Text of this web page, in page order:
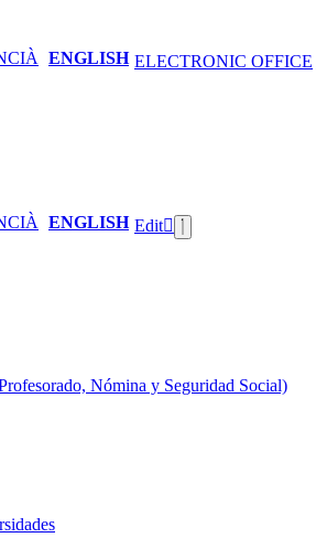
ENGLISH ELECTRONIC OFFICE
ENGLISH Edit
Nómina y Seguridad Social)